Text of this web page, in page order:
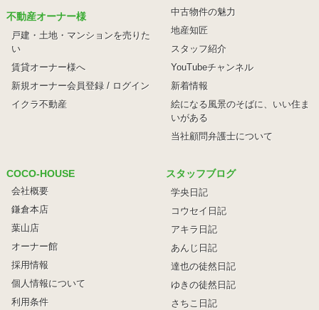
不動産オーナー様
戸建・土地・マンションを売りた
い
賃貸オーナー様へ
新規オーナー会員登録 / ログイン
イクラ不動産
中古物件の魅力
地産知匠
スタッフ紹介
YouTubeチャンネル
新着情報
絵になる風景のそばに、 いい住ま
いがある
当社顧問弁護士について
COCO-HOUSE
会社概要
鎌倉本店
葉山店
オーナー館
採用情報
個人情報について
利用条件
スタッフブログ
学央日記
コウセイ日記
アキラ日記
あんじ日記
達也の徒然日記
ゆきの徒然日記
さちこ日記